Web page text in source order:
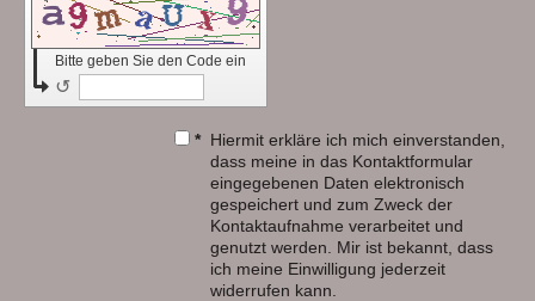
Bitte geben Sie den Code ein
↺
* Hiermit erkläre ich mich einverstanden,
dass meine in das Kontaktformular
eingegebenen Daten elektronisch
gespeichert und zum Zweck der
Kontaktaufnahme verarbeitet und
genutzt werden. Mir ist bekannt, dass
ich meine Einwilligung jederzeit
widerrufen kann.